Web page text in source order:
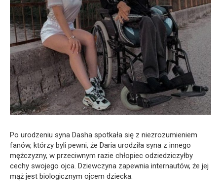
Po urodzeniu syna Dasha spotkała się z niezrozumieniem
fanów, którzy byli pewni, że Daria urodziła syna z innego
mężczyzny, w przeciwnym razie chłopiec odziedziczyłby
cechy swojego ojca. Dziewczyna zapewnia internautów, że jej
mąż jest biologicznym ojcem dziecka.